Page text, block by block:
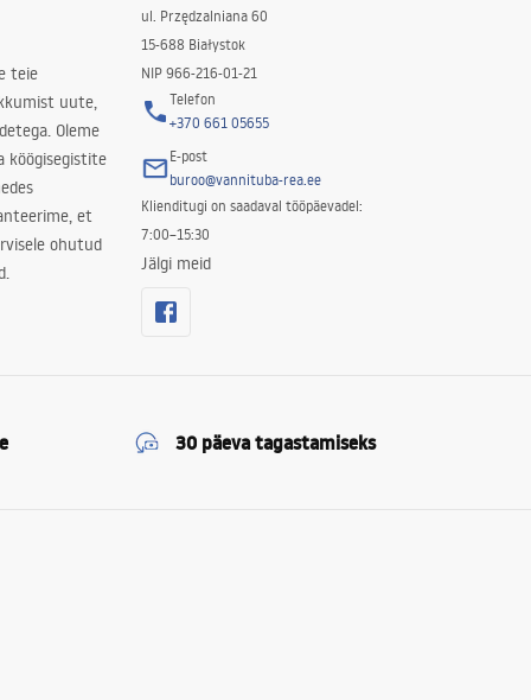
teie
uute,
Oleme
köögisegistite
et
ohutud
ul. Przędzalniana 60
15-688 Białystok
NIP 966-216-01-21
Telefon
+370 661 05655
E-post
buroo@vannituba-rea.ee
Klienditugi on saadaval tööpäevadel:
7:00–15:30
Jälgi meid
30 päeva tagastamiseks